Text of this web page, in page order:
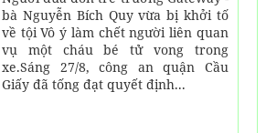
bà Nguyễn Bích Quy vừa bị khởi tố
về tội Vô ý làm chết người liên quan
vụ một cháu bé tử vong trong
xe.Sáng 27/8, công an quận Cầu
Giấy đã tống đạt quyết định...